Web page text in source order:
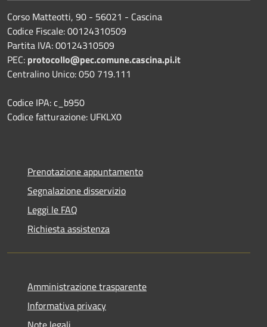
Corso Matteotti, 90 - 56021 - Cascina
Codice Fiscale: 00124310509
Partita IVA: 00124310509
PEC: protocollo@pec.comune.cascina.pi.it
Centralino Unico: 050 719.111
Codice IPA: c_b950
Codice fatturazione: UFKLX0
Prenotazione appuntamento
Segnalazione disservizio
Leggi le FAQ
Richiesta assistenza
Amministrazione trasparente
Informativa privacy